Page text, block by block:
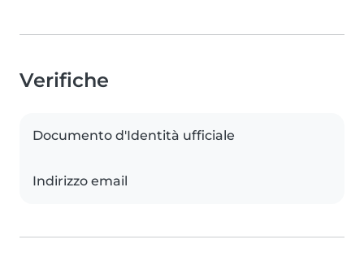
Verifiche
Documento d'Identità ufficiale
Indirizzo email